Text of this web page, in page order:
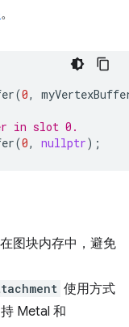
。
(0,
in slot 0.
(0, nullptr);
图块内存中，避免
使用方式
Metal 和